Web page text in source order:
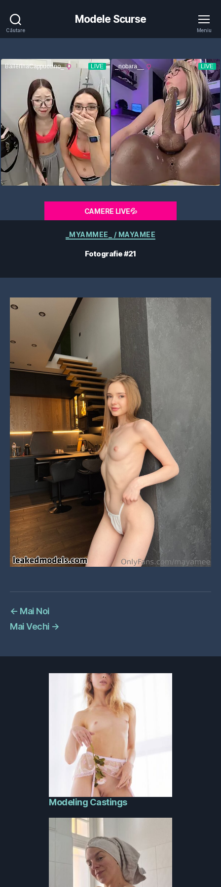
Căutare
Modele Scurse
Meniu
CAMERE LIVE💦
Categorii
_MYAMMEE_ / MAYAMEE
Fotografie #21
← Mai Noi
Mai Vechi →
Modeling Castings